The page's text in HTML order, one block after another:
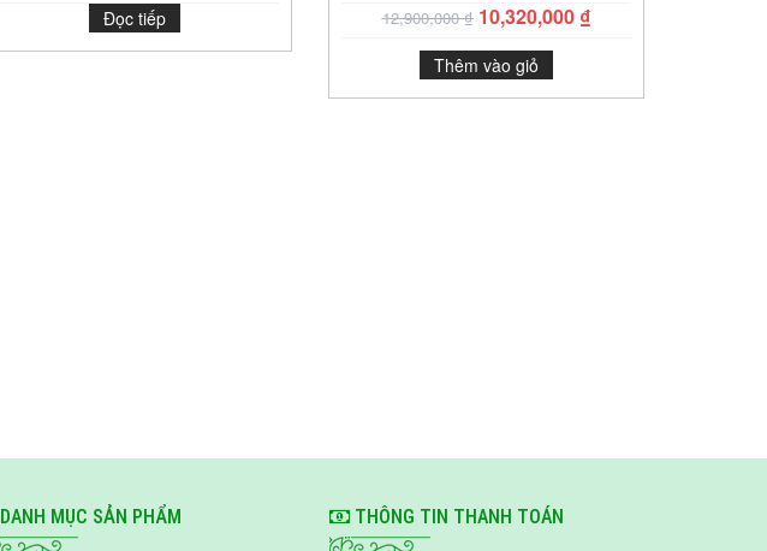
Đọc tiếp 12,900,000₫ 10,320,000 ₫
Thêm vào giỏ
DANH MỤC SẢN PHẨM THÔNG TIN THANH TOÁN